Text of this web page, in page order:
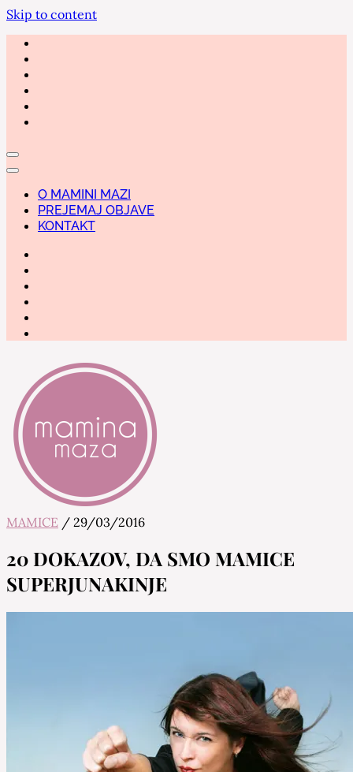
Skip to content
O MAMINI MAZI
PREJEMAJ OBJAVE
KONTAKT
Mamina Maza
MAMICE / 29/03/2016
20 DOKAZOV, DA SMO MAMICE
SUPERJUNAKINJE